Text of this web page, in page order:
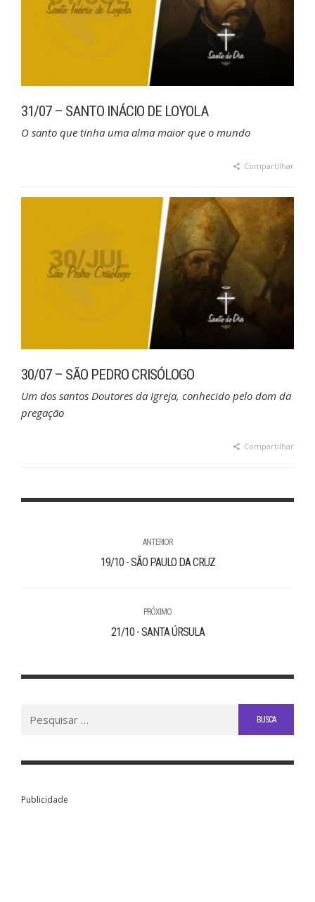
31/07 – SANTO INÁCIO DE LOYOLA
O santo que tinha uma alma maior que o mundo
Compartilhar
30/07 – SÃO PEDRO CRISÓLOGO
Um dos santos Doutores da Igreja, conhecido pelo dom da
pregação
Compartilhar
ANTERIOR
19/10 - SÃO PAULO DA CRUZ
PRÓXIMO
21/10 - SANTA ÚRSULA
Publicidade